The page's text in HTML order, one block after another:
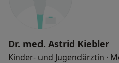
Dr. med. Astrid Kiebler
Kinder- und Jugendärztin ·